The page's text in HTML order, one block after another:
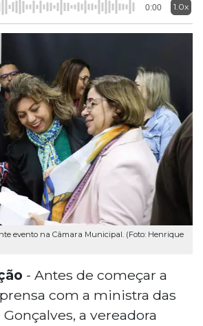
0:00 1.0x
evento na Câmara Municipal. (Foto: Henrique
- Antes de começar a
com a ministra das
a vereadora